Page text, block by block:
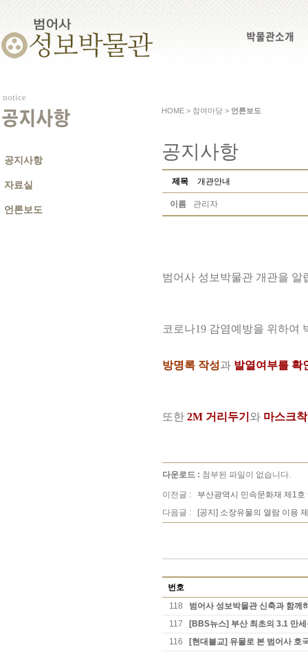
박물관소개
notice
공지사항
공지사항
자료실
언론보도
HOME > 참여마당 > 언론보도
공지사항
제목 개관안내
이름 관리자
범어사 성보박물관 개관을 알
코로나19 감염예방을 위하여
방명록 작성과 발열여부를 확
또한 2M 거리두기 와 마스크
다운로드 : 첨부된 파일이 없습니다.
이전글 : 부산광역시 민속문화재 제1
다음글 :
[공지] 소장유물의 열람 이용
번호
118
범어사 성보박물관 신축과 함께
117
[BBS뉴스] 부산 최초의 3.1 만
116
[현대불교] 유물로 본 범어사 호